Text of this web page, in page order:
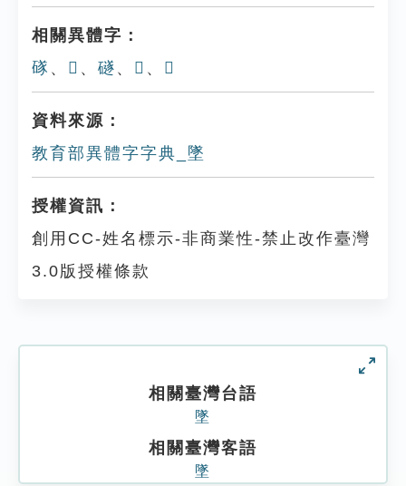
相關異體字：
䃍 、 𨺵 、 礈 、 𨽎 、 𨼾
資料來源：
教育部異體字字典_墜
授權資訊：
創用CC-姓名標示-非商業性-禁止改作臺灣
3.0版授權條款
相關臺灣台語
墜
相關臺灣客語
墜